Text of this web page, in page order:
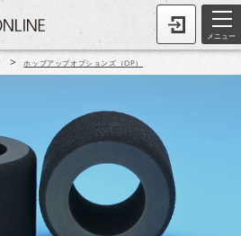
メニュー
> ホップアップオプションズ（OP）